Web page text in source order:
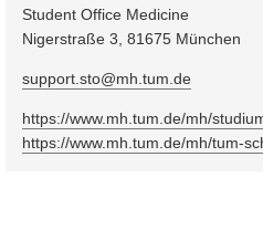
Student Office Medicine
Nigerstraße 3, 81675 München
support.sto@mh.tum.de
https://www.mh.tum.de/mh/
https://www.mh.tum.de/mh/tum-